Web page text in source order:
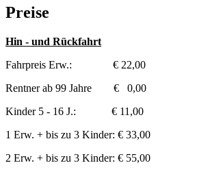
Preise
Hin - und Rückfahrt
Fahrpreis Erw.: € 22,00
Rentner ab 99 Jahre € 0,00
Kinder 5 - 16 J.: € 11,00
1 Erw. + bis zu 3 Kinder: € 33,00
2 Erw. + bis zu 3 Kinder: € 55,00